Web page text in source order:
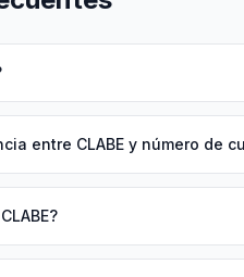
entre CLABE y número de